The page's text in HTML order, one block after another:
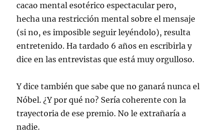
cacao mental esotérico espectacular pero,
hecha una restricción mental sobre el mensaje
(si no, es imposible seguir leyéndolo), resulta
entretenido. Ha tardado 6 años en escribirla y
dice en las entrevistas que está muy orgulloso.
Y dice también que sabe que no ganará nunca el
Nóbel. ¿Y por qué no? Sería coherente con la
trayectoria de ese premio. No le extrañaría a
nadie.